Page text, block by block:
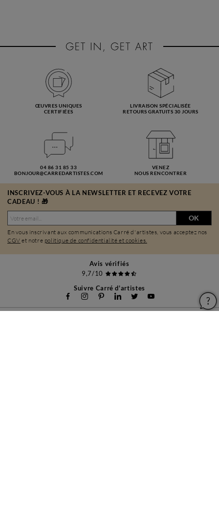
ŒUVRES UNIQUES
CERTIFIÉES
LIVRAISON SPÉCIALISÉE
RETOURS GRATUITS 30 JOURS
04 86 31 85 33
BONJOUR@CARREDARTISTES.COM
VENEZ
NOUS RENCONTRER
INSCRIVEZ-VOUS À LA NEWSLETTER ET RECEVEZ VOTRE
CADEAU ! 🎁
OK
En vous inscrivant aux communications Carré d'artistes, vous acceptez nos
CGV et notre politique de confidentialité et cookies.
Avis vérifiés
9,7/10
Suivre Carré d'artistes